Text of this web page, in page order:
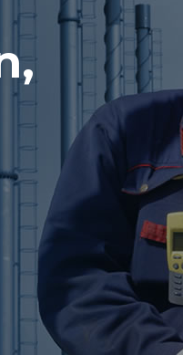
suyu
uygun șekilde